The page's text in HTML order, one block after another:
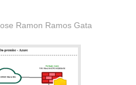
Ramon Ramos Gata